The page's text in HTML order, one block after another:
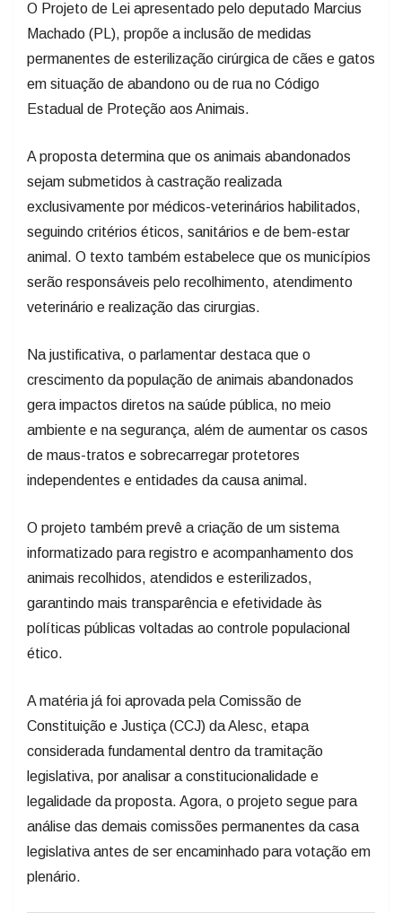
O Projeto de Lei apresentado pelo deputado Marcius
Machado (PL), propõe a inclusão de medidas
permanentes de esterilização cirúrgica de cães e gatos
em situação de abandono ou de rua no Código
Estadual de Proteção aos Animais.
A proposta determina que os animais abandonados
sejam submetidos à castração realizada
exclusivamente por médicos-veterinários habilitados,
seguindo critérios éticos, sanitários e de bem-estar
animal. O texto também estabelece que os municípios
serão responsáveis pelo recolhimento, atendimento
veterinário e realização das cirurgias.
Na justificativa, o parlamentar destaca que o
crescimento da população de animais abandonados
gera impactos diretos na saúde pública, no meio
ambiente e na segurança, além de aumentar os casos
de maus-tratos e sobrecarregar protetores
independentes e entidades da causa animal.
O projeto também prevê a criação de um sistema
informatizado para registro e acompanhamento dos
animais recolhidos, atendidos e esterilizados,
garantindo mais transparência e efetividade às
políticas públicas voltadas ao controle populacional
ético.
A matéria já foi aprovada pela Comissão de
Constituição e Justiça (CCJ) da Alesc, etapa
considerada fundamental dentro da tramitação
legislativa, por analisar a constitucionalidade e
legalidade da proposta. Agora, o projeto segue para
análise das demais comissões permanentes da casa
legislativa antes de ser encaminhado para votação em
plenário.